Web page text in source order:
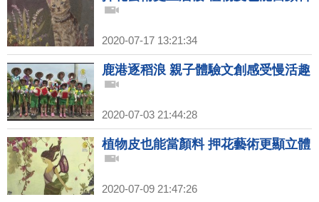
2020-07-17 13:21:34
鹿港逐稻浪 親子體驗文創感受慢活趣
2020-07-03 21:44:28
植物皮也能當顏料 押花藝術更顯立體
2020-07-09 21:47:26